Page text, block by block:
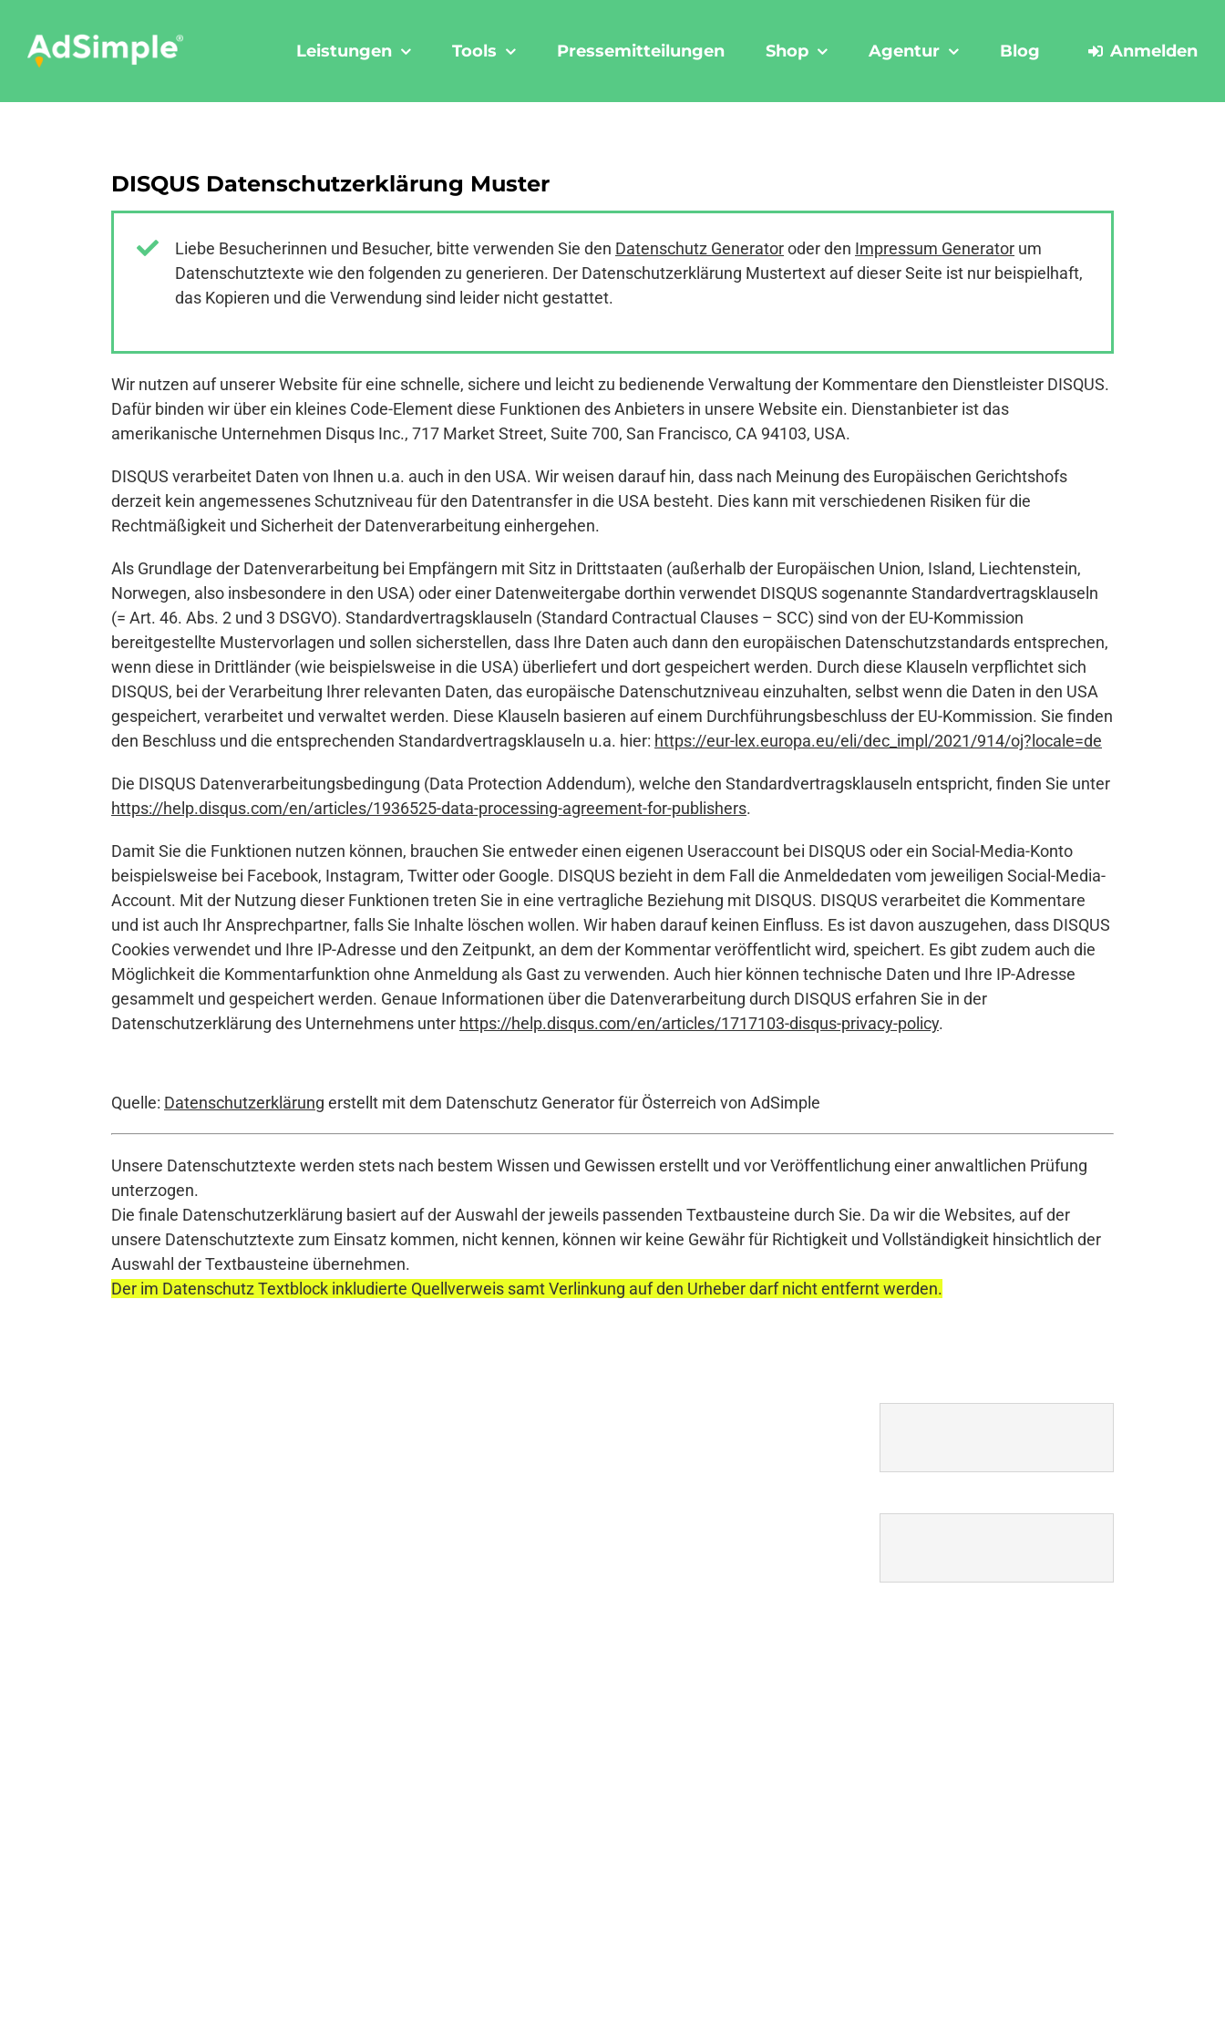
content
Leistungen Tools Pressemitteilungen Shop Agentur Blog Anmelden
DISQUS Datenschutzerklärung Muster
Liebe Besucherinnen und Besucher, bitte verwenden Sie den Datenschutz Generatoroder den Impressum Generator um
Datenschutztexte wie den folgenden zu generieren. Der Datenschutzerklärung Mustertext auf dieser Seite ist nur beispielhaft,
das Kopieren und die Verwendung sind leider nicht gestattet.
Wir nutzen auf unserer Website für eine schnelle, sichere und leicht zu bedienende Verwaltung der Kommentare den Dienstleister DISQUS.
Dafür binden wir über ein kleines Code-Element diese Funktionen des Anbieters in unsere Website ein. Dienstanbieter ist das
amerikanische Unternehmen Disqus Inc., 717 Market Street, Suite 700, San Francisco, CA 94103, USA.
DISQUS verarbeitet Daten von Ihnen u.a. auch in den USA. Wir weisen darauf hin, dass nach Meinung des Europäischen Gerichtshofs
derzeit kein angemessenes Schutzniveau für den Datentransfer in die USA besteht. Dies kann mit verschiedenen Risiken für die
Rechtmäßigkeit und Sicherheit der Datenverarbeitung einhergehen.
Als Grundlage der Datenverarbeitung bei Empfängern mit Sitz in Drittstaaten (außerhalb der Europäischen Union, Island, Liechtenstein,
Norwegen, also insbesondere in den USA) oder einer Datenweitergabe dorthin verwendet DISQUS sogenannte Standardvertragsklauseln
(= Art. 46. Abs. 2 und 3 DSGVO). Standardvertragsklauseln (Standard Contractual Clauses – SCC) sind von der EU-Kommission
bereitgestellte Mustervorlagen und sollen sicherstellen, dass Ihre Daten auch dann den europäischen Datenschutzstandards entsprechen,
wenn diese in Drittländer (wie beispielsweise in die USA) überliefert und dort gespeichert werden. Durch diese Klauseln verpflichtet sich
DISQUS, bei der Verarbeitung Ihrer relevanten Daten, das europäische Datenschutzniveau einzuhalten, selbst wenn die Daten in den USA
gespeichert, verarbeitet und verwaltet werden. Diese Klauseln basieren auf einem Durchführungsbeschluss der EU-Kommission. Sie finden
den Beschluss und die entsprechenden Standardvertragsklauseln u.a. hier: https://eur-lex.europa.eu/eli/dec_impl/2021/914/oj?locale=de
Die DISQUS Datenverarbeitungsbedingung (Data Protection Addendum), welche den Standardvertragsklauseln entspricht, finden Sie unter
https://help.disqus.com/en/articles/1936525-data-processing-agreement-for-publishers.
Damit Sie die Funktionen nutzen können, brauchen Sie entweder einen eigenen Useraccount bei DISQUS oder ein Social-Media-Konto
beispielsweise bei Facebook, Instagram, Twitter oder Google. DISQUS bezieht in dem Fall die Anmeldedaten vom jeweiligen Social-Media-
Account. Mit der Nutzung dieser Funktionen treten Sie in eine vertragliche Beziehung mit DISQUS. DISQUS verarbeitet die Kommentare
und ist auch Ihr Ansprechpartner, falls Sie Inhalte löschen wollen. Wir haben darauf keinen Einfluss. Es ist davon auszugehen, dass DISQUS
Cookies verwendet und Ihre IP-Adresse und den Zeitpunkt, an dem der Kommentar veröffentlicht wird, speichert. Es gibt zudem auch die
Möglichkeit die Kommentarfunktion ohne Anmeldung als Gast zu verwenden. Auch hier können technische Daten und Ihre IP-Adresse
gesammelt und gespeichert werden. Genaue Informationen über die Datenverarbeitung durch DISQUS erfahren Sie in der
Datenschutzerklärung des Unternehmens unter https://help.disqus.com/en/articles/1717103-disqus-privacy-policy.
Quelle: Datenschutzerklärung erstellt mit dem Datenschutz Generator für Österreich von AdSimple
Unsere Datenschutztexte werden stets nach bestem Wissen und Gewissen erstellt und vor Veröffentlichung einer anwaltlichen Prüfung
unterzogen.
Die finale Datenschutzerklärung basiert auf der Auswahl der jeweils passenden Textbausteine durch Sie. Da wir die Websites, auf der
unsere Datenschutztexte zum Einsatz kommen, nicht kennen, können wir keine Gewähr für Richtigkeit und Vollständigkeit hinsichtlich der
Auswahl der Textbausteine übernehmen.
Der im Datenschutz Textblock inkludierte Quellverweis samt Verlinkung auf den Urheber darf nicht entfernt werden.